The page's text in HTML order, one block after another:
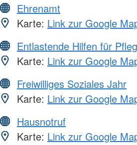
Ehrenamt
Karte: Link zur Google
Entlastende Hilfen für
Karte: Link zur Google
Freiwilliges Soziales Jahr
Karte: Link zur Google
Hausnotruf
Karte: Link zur Google